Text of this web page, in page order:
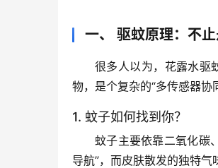
一、 驱蚊原理：不
很多人以为，花露水驱
物，是个复杂的“多传感器协
1. 蚊子如何找到你？
蚊子主要依靠二氧化碳
导航”，而皮肤散发的独特气